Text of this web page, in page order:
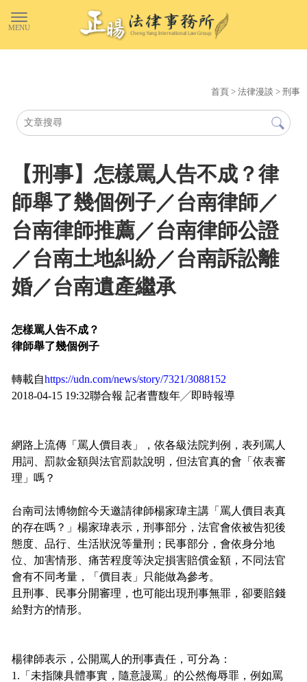
首頁 > 法律漫談 > 刑事
【刑事】怎樣罵人告不成？律
師舉了幾個例子／台南律師／
台南律師推薦／台南律師公證
／台南土地糾紛／台南訴訟離
婚／台南遺產繼承
怎樣罵人告不成？
律師舉了幾個例子
轉載自https://udn.com/news/story/7321/3088152
2018-04-15 19:32聯合報 記者曹馥年╱即時報導
網路上流傳「罵人價目表」，依各級法院判例，表列罵人
用詞、罰款金額與法官罰款說明，但法官真的會「依表審
理」嗎？
台南司法博物館今天邀請律師楊家瑋主講「罵人價目表真
的存在嗎？」楊家瑋表示，刑事部分，法官會依被告犯後
態度、品行、生活狀況等量刑；民事部分，會依身分地
位、加害情形、痛苦程度等決定損害賠償金額，不同法官
會有不同考量，「價目表」只能做為參考。
且刑事、民事分開審理，也可能出現刑事無罪，卻要賠錢
給對方的情形。
楊律師表示，公開罵人的刑事責任，可分為：
1.「未指陳具體事實，隨意謾罵」的公然侮辱罪，例如罵